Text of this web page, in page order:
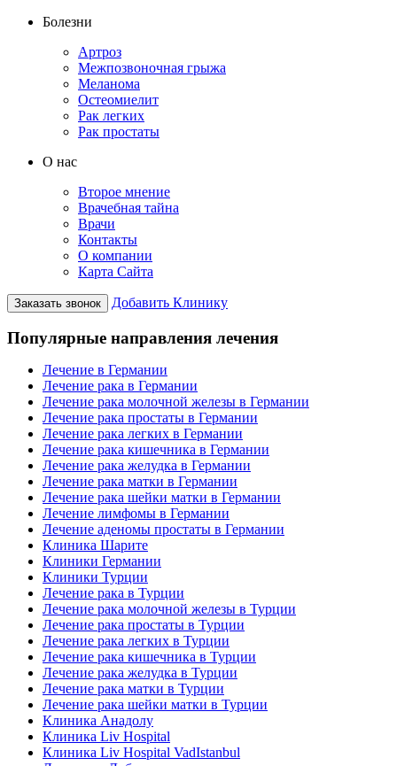
Болезни
Артроз
Межпозвоночная грыжа
Меланома
Остеомиелит
Рак легких
Рак простаты
О нас
Второе мнение
Врачебная тайна
Врачи
Контакты
О компании
Карта Сайта
Заказать звонок Добавить Клинику
Популярные направления лечения
Лечение в Германии
Лечение рака в Германии
Лечение рака молочной железы в Германии
Лечение рака простаты в Германии
Лечение рака легких в Германии
Лечение рака кишечника в Германии
Лечение рака желудка в Германии
Лечение рака матки в Германии
Лечение рака шейки матки в Германии
Лечение лимфомы в Германии
Лечение аденомы простаты в Германии
Клиника Шарите
Клиники Германии
Клиники Турции
Лечение рака в Турции
Лечение рака молочной железы в Турции
Лечение рака простаты в Турции
Лечение рака легких в Турции
Лечение рака кишечника в Турции
Лечение рака желудка в Турции
Лечение рака матки в Турции
Лечение рака шейки матки в Турции
Клиника Анадолу
Клиника Liv Hospital
Клиника Liv Hospital VadIstanbul